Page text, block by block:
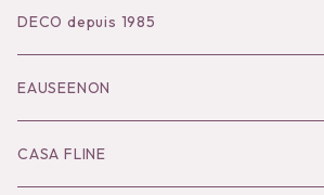
Brooch
Hair Accessories
Dress
Accessories
Ear Cuff
Bangle
Ring
Bottoms
Dress
Knit
DECO depuis 1985
EAUSEENON
Tops
CASA FLINE